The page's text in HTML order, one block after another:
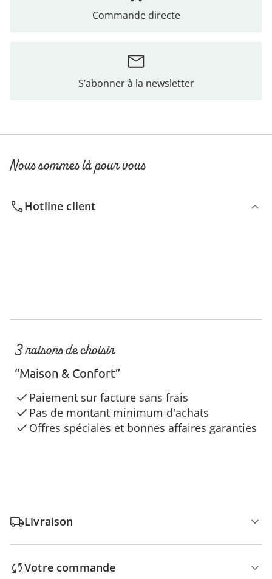
Commande directe
S’abonner à la newsletter
Nous sommes là pour vous
Hotline client
3 raisons de choisir
“Maison & Confort”
Paiement sur facture sans frais
Pas de montant minimum d'achats
Offres spéciales et bonnes affaires garanties
Livraison
Votre commande